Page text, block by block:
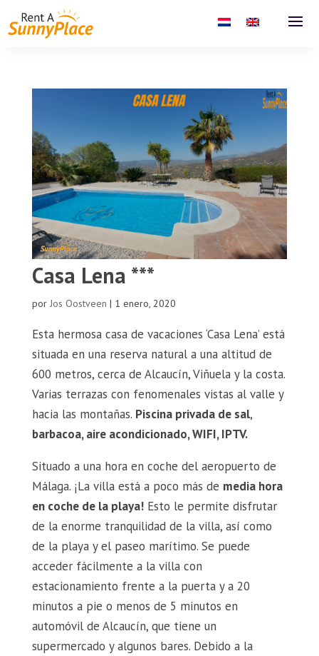
Casa Lena ***
por Jos Oostveen | 1 enero, 2020
Esta hermosa casa de vacaciones ‘Casa Lena’ está
situada en una reserva natural a una altitud de
600 metros, cerca de Alcaucín, Viñuela y la costa.
Varias terrazas con fenomenales vistas al valle y
hacia las montañas. Piscina privada de sal,
barbacoa, aire acondicionado, WIFI, IPTV.
Situado a una hora en coche del aeropuerto de
Málaga. ¡La villa está a poco más de media hora
en coche de la playa!Esto le permite disfrutar
de la enorme tranquilidad de la villa, así como
de la playa y el paseo marítimo. Se puede
acceder fácilmente a la villa con
estacionamiento frente a la puerta y a 20
minutos a pie o menos de 5 minutos en
automóvil de Alcaucín, que tiene un
supermercado y algunos bares. Debido a la